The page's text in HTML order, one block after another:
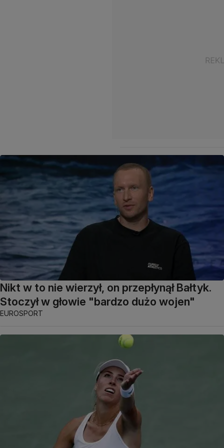
Nikt w to nie wierzył, on przepłynął Bałtyk.
Stoczył w głowie "bardzo dużo wojen"
EUROSPORT